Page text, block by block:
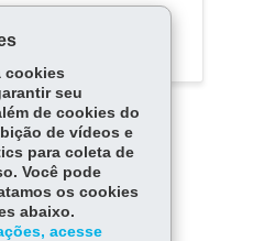
ao período eleitoral
mais
cookies
seu
de cookies do
de vídeos e
para coleta de
Você pode
os cookies
abaixo.
acesse